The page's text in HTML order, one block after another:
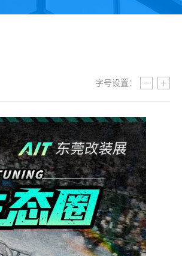
展务服务
字号设置：